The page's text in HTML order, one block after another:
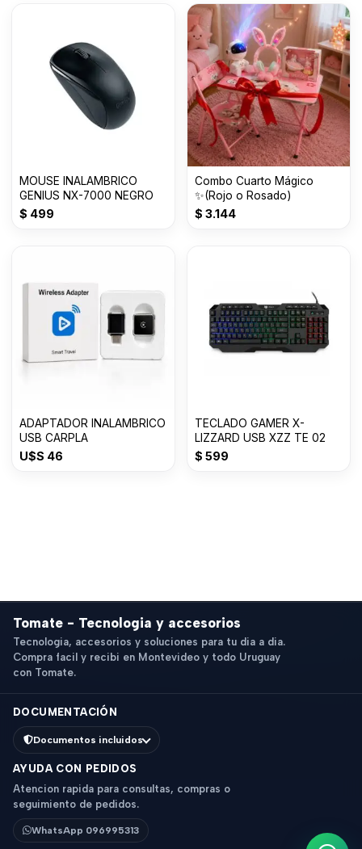
MOUSE INALAMBRICO
GENIUS NX-7000 NEGRO
$ 499
Combo Cuarto Mágico
✨(Rojo o Rosado)
$ 3.144
ADAPTADOR INALAMBRICO
USB CARPLA
U$S 46
TECLADO GAMER X-
LIZZARD USB XZZ TE 02
$ 599
Tomate - Tecnologia y accesorios
Tecnologia, accesorios y soluciones para tu dia a dia.
Compra facil y recibi en Montevideo y todo Uruguay
con Tomate.
DOCUMENTACIÓN
Documentos incluidos
AYUDA CON PEDIDOS
Atencion rapida para consultas, compras o
seguimiento de pedidos.
WhatsApp 096995313